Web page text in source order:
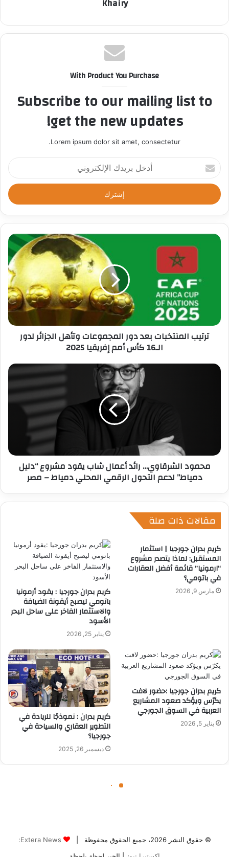
© حقوق النشر 2026، جميع الحقوق محفوظة |
Extera News: